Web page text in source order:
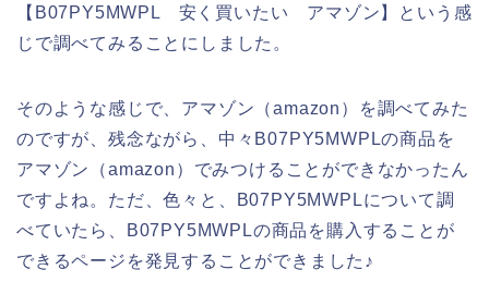
【B07PY5MWPL 安く買いたい アマゾン】という感
じで調べてみることにしました。
そのような感じで、アマゾン（amazon）を調べてみた
のですが、残念ながら、中々B07PY5MWPLの商品を
アマゾン（amazon）でみつけることができなかったん
ですよね。ただ、色々と、B07PY5MWPLについて調
べていたら、B07PY5MWPLの商品を購入することが
できるページを発見することができました♪